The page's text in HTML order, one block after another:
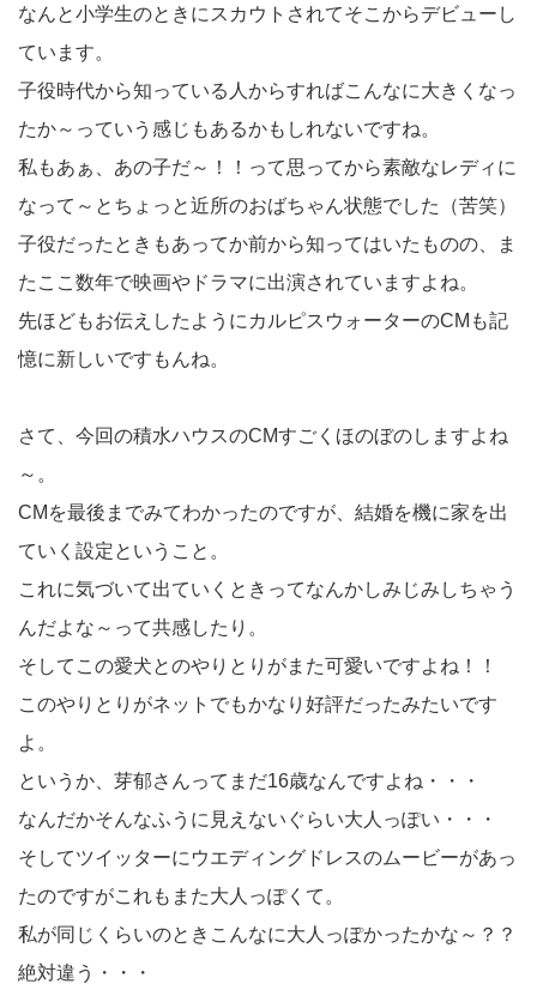
なんと小学生のときにスカウトされてそこからデビューし
ています。
子役時代から知っている人からすればこんなに大きくなっ
たか～っていう感じもあるかもしれないですね。
私もあぁ、あの子だ～！！って思ってから素敵なレディに
なって～とちょっと近所のおばちゃん状態でした（苦笑）
子役だったときもあってか前から知ってはいたものの、ま
たここ数年で映画やドラマに出演されていますよね。
先ほどもお伝えしたようにカルピスウォーターのCMも記
憶に新しいですもんね。
さて、今回の積水ハウスのCMすごくほのぼのしますよね
～。
CMを最後までみてわかったのですが、結婚を機に家を出
ていく設定ということ。
これに気づいて出ていくときってなんかしみじみしちゃう
んだよな～って共感したり。
そしてこの愛犬とのやりとりがまた可愛いですよね！！
このやりとりがネットでもかなり好評だったみたいです
よ。
というか、芽郁さんってまだ16歳なんですよね・・・
なんだかそんなふうに見えないぐらい大人っぽい・・・
そしてツイッターにウエディングドレスのムービーがあっ
たのですがこれもまた大人っぽくて。
私が同じくらいのときこんなに大人っぽかったかな～？？
絶対違う・・・